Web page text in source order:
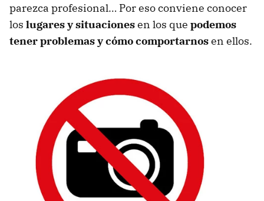
parezca profesional… Por eso conviene conocer
los lugares y situacionesen los que podemos
tener problemas y cómo comportarnosen ellos.